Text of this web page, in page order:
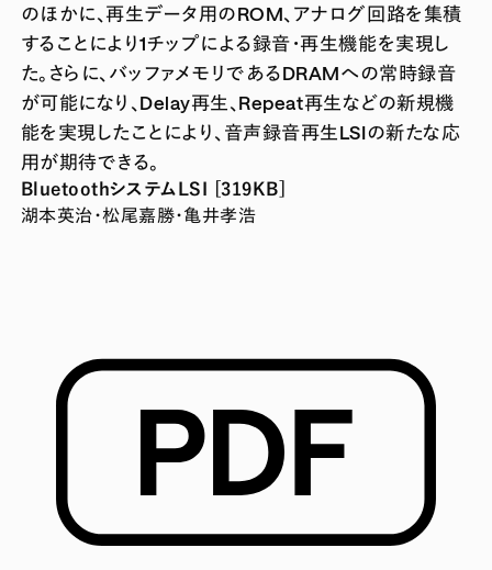
のほかに、再生データ用のROM、アナログ回路を集積
することにより1チップによる録音・再生機能を実現し
た。さらに、バッファメモリであるDRAMへの常時録音
が可能になり、Delay再生、Repeat再生などの新規機
能を実現したことにより、音声録音再生LSIの新たな応
用が期待できる。
BluetoothシステムLSI [319KB]
湖本英治・松尾嘉勝・亀井孝浩